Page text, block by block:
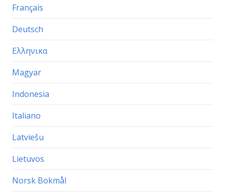
Français
Deutsch
Ελληνικα
Magyar
Indonesia
Italiano
Latviešu
Lietuvos
Norsk Bokmål